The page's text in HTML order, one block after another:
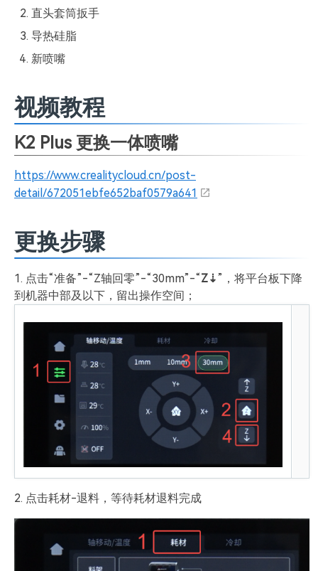
直头套筒扳手
导热硅脂
新喷嘴
视频教程
K2 Plus 更换一体喷嘴
https://www.crealitycloud.cn/post-
detail/672051ebfe652baf0579a641
更换步骤
1. 点击“准备”-“Z轴回零”-“30mm”-“Z⇣”，将平台板下降
到机器中部及以下，留出操作空间；
2. 点击耗材-退料，等待耗材退料完成